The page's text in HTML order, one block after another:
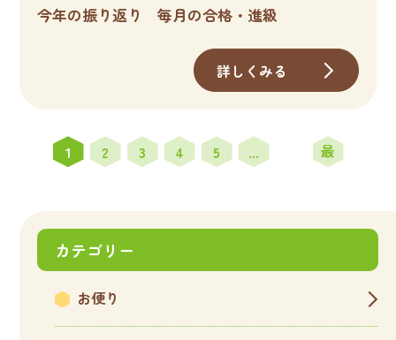
今年の振り返り 毎月の合格・進級
詳しくみる
1 2 3 4 5 ...
最
カテゴリー
お便り